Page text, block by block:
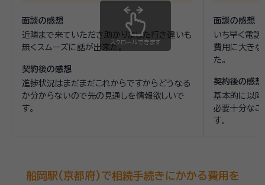
面談の感想
近隣まで来ていただき助かりました行き違いも
無くスムーズに話が出来た。
契約後の感想
進捗状況はまだまだこれからですからどうなる
か分からないので先の見通しを情報欲しいで
す。
面談の感想
いち早く電話
費用に大き
た。
契約後の感想
基本的に以降
必要十分なご
す。
スクロールできます
船岡駅(京都府)で相続手続きにかかる費用を